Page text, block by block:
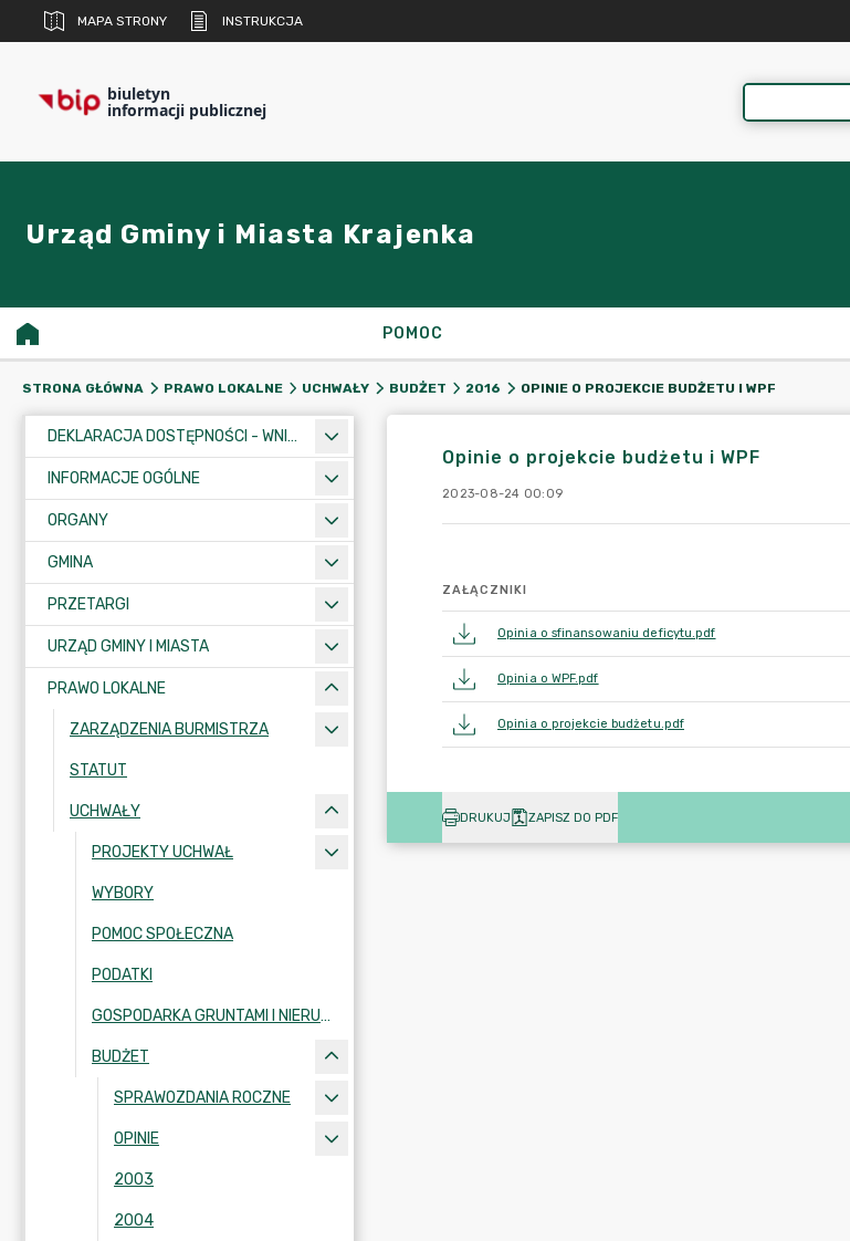
MAPA STRONY INSTRUKCJA
biuletyn
informacji publicznej
Urząd Gminy i Miasta Krajenka
POMOC
STRONA GŁÓWNA PRAWO LOKALNE UCHWAŁY BUDŻET 2016 OPINIE O PROJEKCIE BUDŻETU I WPF
DEKLARACJA DOSTĘPNOŚCI - WNIOSEK
INFORMACJE OGÓLNE
ORGANY
GMINA
PRZETARGI
URZĄD GMINY I MIASTA
PRAWO LOKALNE
ZARZĄDZENIA BURMISTRZA
STATUT
UCHWAŁY
PROJEKTY UCHWAŁ
WYBORY
POMOC SPOŁECZNA
PODATKI
GOSPODARKA GRUNTAMI I NIERUCHOMOŚCIAMI
BUDŻET
SPRAWOZDANIA ROCZNE
OPINIE
2003
2004
Opinie o projekcie budżetu i WPF
2023-08-24 00:09
ZAŁĄCZNIKI
Opinia o sfinansowaniu deficytu.pdf
Opinia o WPF.pdf
Opinia o projekcie budżetu.pdf
DRUKUJ ZAPISZ DO PDF